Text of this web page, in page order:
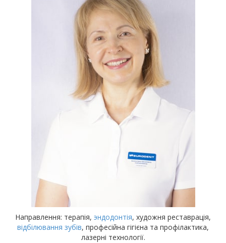
Направлення: терапія, эндодонтія, художня реставрація,
відбілювання зубів, професійна гігієна та профілактика,
лазерні технології.